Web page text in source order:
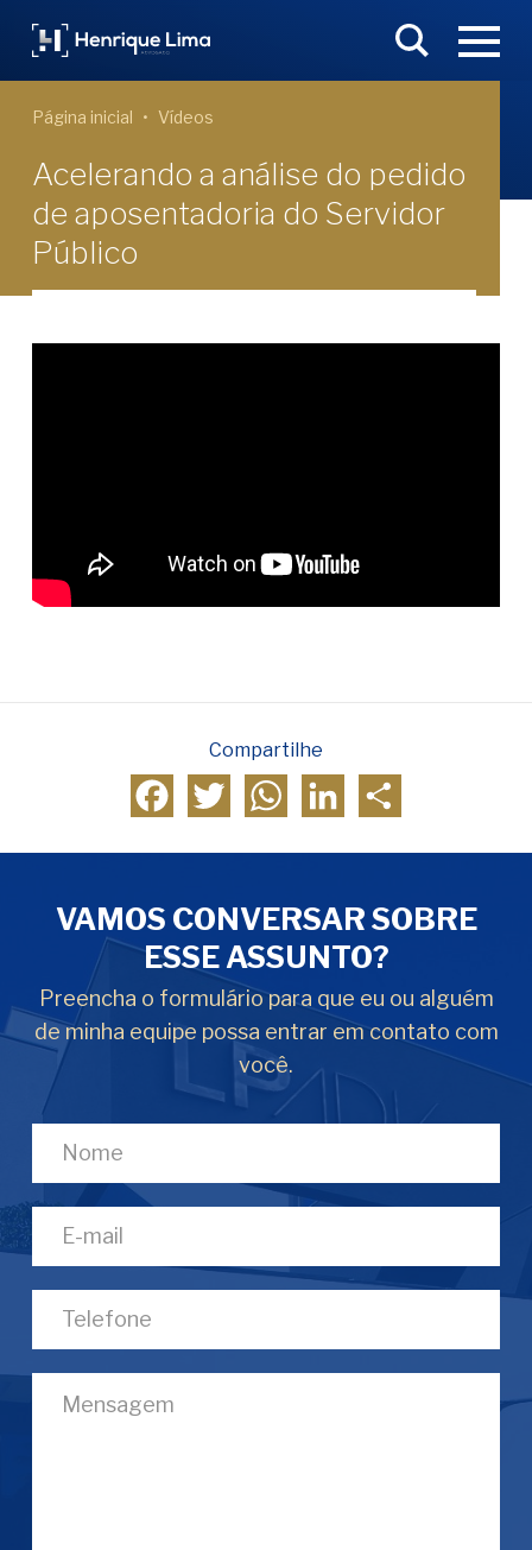
Página inicial Vídeos
Acelerando a análise do pedido
de aposentadoria do Servidor
Público
Compartilhe
FacebookTwitter WhatsAppLinkedIn
VAMOS CONVERSAR SOBRE
ESSE ASSUNTO?
Preencha o formulário para que eu ou alguém
de minha equipe possa entrar em contato com
você.